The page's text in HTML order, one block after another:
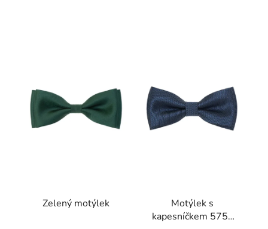
Zelený motýlek
Motýlek s
kapesníčkem 575-